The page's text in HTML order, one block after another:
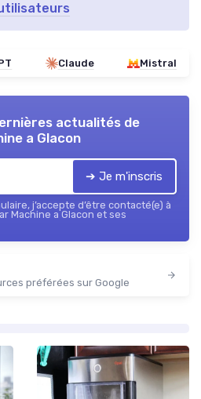
Claude Mistral
actualités de
a Glacon
➔ Je m'inscris
j’accepte d’être contacté(e) à
Machine a Glacon et ses
préférées sur Google